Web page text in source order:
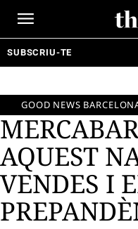
SUBSCRIU-TE
GOOD NEWS
AQUEST
VENDES I